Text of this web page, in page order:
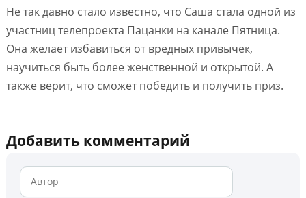
Не так давно стало известно, что Саша стала одной из
участниц телепроекта Пацанки на канале Пятница.
Она желает избавиться от вредных привычек,
научиться быть более женственной и открытой. А
также верит, что сможет победить и получить приз.
Добавить комментарий